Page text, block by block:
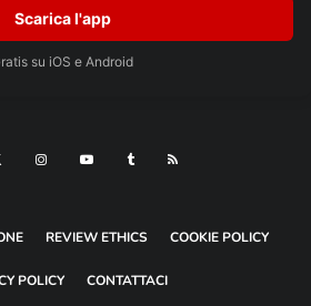
Sito web
Scarica l'app
su iOS e Android
REVIEW ETHICS COOKIE POLICY
POLICY CONTATTACI